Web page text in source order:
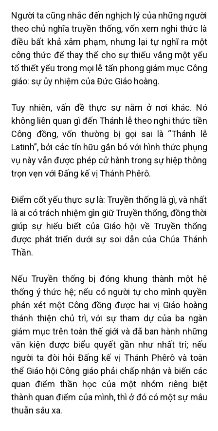
Người ta cũng nhắc đến nghịch lý của những người
theo chủ nghĩa truyền thống, vốn xem nghi thức là
điều bất khả xâm phạm, nhưng lại tự nghĩ ra một
công thức để thay thế cho sự thiếu vắng một yếu
tố thiết yếu trong mọi lễ tấn phong giám mục Công
giáo: sự ủy nhiệm của Đức Giáo hoàng.
Tuy nhiên, vấn đề thực sự nằm ở nơi khác. Nó
không liên quan gì đến Thánh lễ theo nghi thức tiền
Công đồng, vốn thường bị gọi sai là “Thánh lễ
Latinh”, bởi các tín hữu gắn bó với hình thức phụng
vụ này vẫn được phép cử hành trong sự hiệp thông
trọn vẹn với Đấng kế vị Thánh Phêrô.
Điểm cốt yếu thực sự là: Truyền thống là gì, và nhất
là ai có trách nhiệm gìn giữ Truyền thống, đồng thời
giúp sự hiểu biết của Giáo hội về Truyền thống
được phát triển dưới sự soi dẫn của Chúa Thánh
Thần.
Nếu Truyền thống bị đóng khung thành một hệ
thống ý thức hệ; nếu có người tự cho mình quyền
phán xét một Công đồng được hai vị Giáo hoàng
thánh thiện chủ trì, với sự tham dự của ba ngàn
giám mục trên toàn thế giới và đã ban hành những
văn kiện được biểu quyết gần như nhất trí; nếu
người ta đòi hỏi Đấng kế vị Thánh Phêrô và toàn
thể Giáo hội Công giáo phải chấp nhận và biến các
quan điểm thần học của một nhóm riêng biệt
thành quan điểm của mình, thì ở đó có một sự mâu
thuẫn sâu xa.